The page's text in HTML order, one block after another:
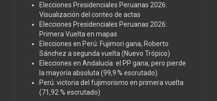
Elecciones Presidenciales Peruanas 2026:
Visualización del conteo de actas
Elecciones Presidenciales Peruanas 2026:
Primera Vuelta en mapas
Elecciones en Perú: Fujimori gana, Roberto
Sánchez a segunda vuelta (Nuevo Trópico)
Elecciones en Andalucía: el PP gana, pero pierde
la mayoría absoluta (99,9 % escrutado)
Perú: victoria del fujimorismo en primera vuelta
(71,92 % escrutado)